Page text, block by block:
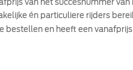
van het succesnummer
én particuliere rijders
bestellen en heeft een